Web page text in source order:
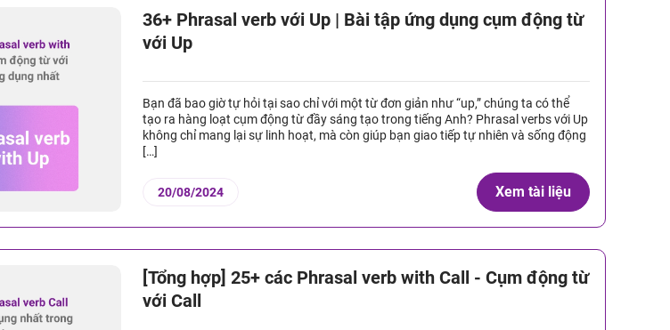
36+ Phrasal verb với Up | Bài tập ứng dụng cụm động từ
với Up
Bạn đã bao giờ tự hỏi tại sao chỉ với một từ đơn giản như “up,” chúng ta có thể
tạo ra hàng loạt cụm động từ đầy sáng tạo trong tiếng Anh? Phrasal verbs với Up
không chỉ mang lại sự linh hoạt, mà còn giúp bạn giao tiếp tự nhiên và sống động
[…]
20/08/2024 Xem tài liệu
[Tổng hợp] 25+ các Phrasal verb with Call - Cụm động từ
với Call